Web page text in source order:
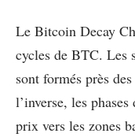
Le Bitcoin Decay
cycles de BTC. Les
sont formés près
l’inverse, les
prix vers les zones